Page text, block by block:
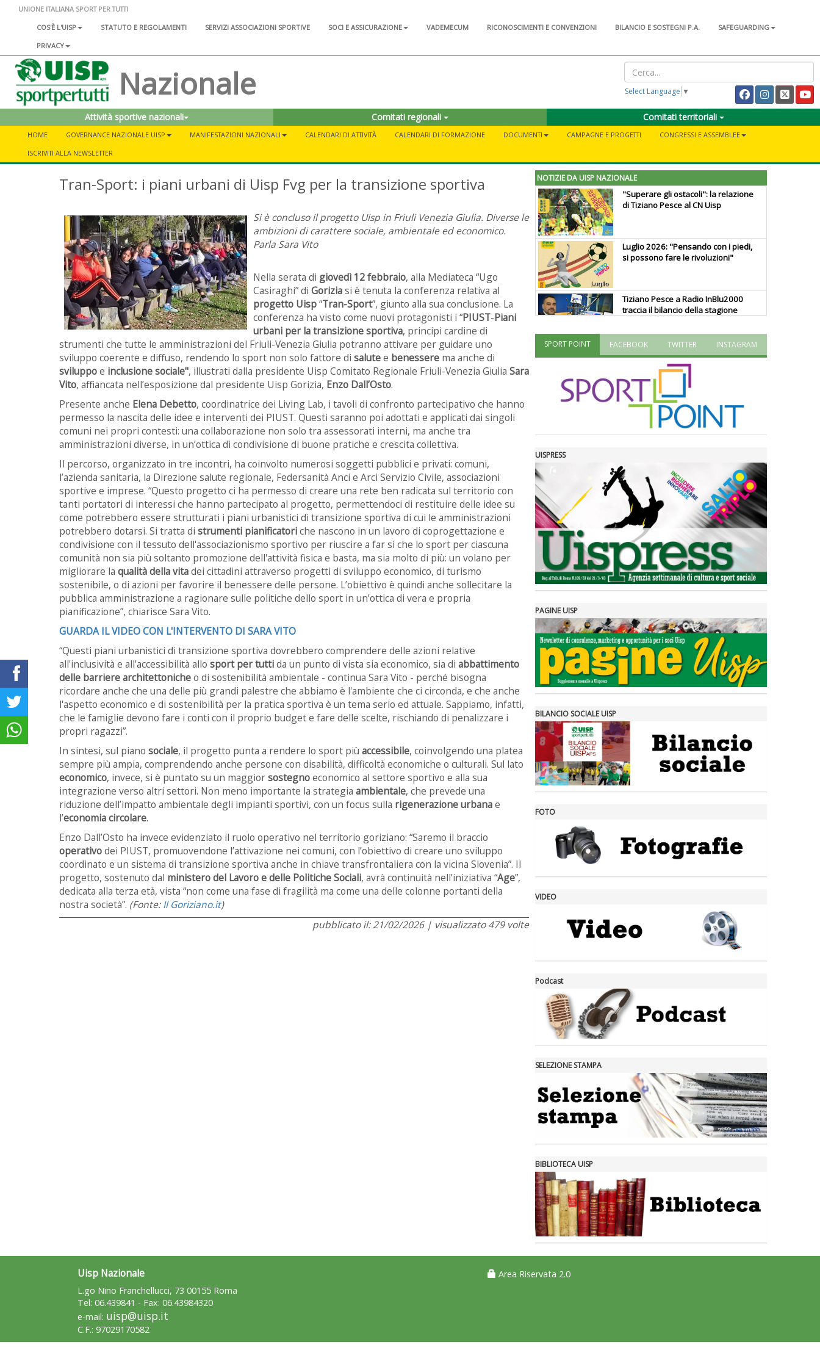
UNIONE ITALIANA SPORT PER TUTTI
COS'È L'UISP
STATUTO E REGOLAMENTI SERVIZI ASSOCIAZIONI SPORTIVE SOCI E ASSICURAZIONE VADEMECUM RICONOSCIMENTI E CONVENZIONI BILANCIO E SOSTEGNI P.A.
SAFEGUARDING
PRIVACY
Nazionale Select Language ▼
Attività sportive nazionali Comitati regionali Comitati territoriali
HOME GOVERNANCE NAZIONALE UISP MANIFESTAZIONI NAZIONALI CALENDARI DI ATTIVITÀ CALENDARI DI FORMAZIONE DOCUMENTI CAMPAGNE E PROGETTI
CONGRESSI E ASSEMBLEE
ISCRIVITI ALLA NEWSLETTER
Tran-Sport: i piani urbani di Uisp Fvg per la transizione sportiva
Si è concluso il progetto Uisp in Friuli Venezia Giulia. Diverse le
ambizioni di carattere sociale, ambientale ed economico.
Parla Sara Vito
Nella serata di giovedì 12 febbraio, alla Mediateca “Ugo
Casiraghi” di Goriziasi è tenuta la conferenza relativa al
progetto Uisp“Tran-Sport”, giunto alla sua conclusione. La
conferenza ha visto come nuovi protagonisti i “PIUST-Piani
urbani per la transizione sportiva, principi cardine di
strumenti che tutte le amministrazioni del Friuli-Venezia Giulia potranno attivare per guidare uno
sviluppo coerente e diffuso, rendendo lo sport non solo fattore di salutee benessere ma anche di
sviluppoe inclusione sociale", illustrati dalla presidente Uisp Comitato Regionale Friuli-Venezia Giulia Sara
Vito, affiancata nell’esposizione dal presidente Uisp Gorizia, Enzo Dall’Osto.
Presente anche Elena Debetto, coordinatrice dei Living Lab, i tavoli di confronto partecipativo che hanno
permesso la nascita delle idee e interventi dei PIUST. Questi saranno poi adottati e applicati dai singoli
comuni nei propri contesti: una collaborazione non solo tra assessorati interni, ma anche tra
amministrazioni diverse, in un’ottica di condivisione di buone pratiche e crescita collettiva.
Il percorso, organizzato in tre incontri, ha coinvolto numerosi soggetti pubblici e privati: comuni,
l’azienda sanitaria, la Direzione salute regionale, Federsanità Anci e Arci Servizio Civile, associazioni
sportive e imprese. “Questo progetto ci ha permesso di creare una rete ben radicata sul territorio con
tanti portatori di interessi che hanno partecipato al progetto, permettendoci di restituire delle idee su
come potrebbero essere strutturati i piani urbanistici di transizione sportiva di cui le amministrazioni
potrebbero dotarsi. Si tratta di strumenti pianificatoriche nascono in un lavoro di coprogettazione e
condivisione con il tessuto dell'associazionismo sportivo per riuscire a far sì che lo sport per ciascuna
comunità non sia più soltanto promozione dell'attività fisica e basta, ma sia molto di più: un volano per
migliorare la qualità della vitadei cittadini attraverso progetti di sviluppo economico, di turismo
sostenibile, o di azioni per favorire il benessere delle persone. L’obiettivo è quindi anche sollecitare la
pubblica amministrazione a ragionare sulle politiche dello sport in un’ottica di vera e propria
pianificazione”, chiarisce Sara Vito.
GUARDA IL VIDEO CON L'INTERVENTO DI SARA VITO
“Questi piani urbanistici di transizione sportiva dovrebbero comprendere delle azioni relative
all'inclusività e all'accessibilità allo sport per tuttida un punto di vista sia economico, sia di abbattimento
delle barriere architettonicheo di sostenibilità ambientale - continua Sara Vito - perché bisogna
ricordare anche che una delle più grandi palestre che abbiamo è l'ambiente che ci circonda, e che anche
l'aspetto economico e di sostenibilità per la pratica sportiva è un tema serio ed attuale. Sappiamo, infatti,
che le famiglie devono fare i conti con il proprio budget e fare delle scelte, rischiando di penalizzare i
propri ragazzi”.
In sintesi, sul piano sociale, il progetto punta a rendere lo sport più accessibile, coinvolgendo una platea
sempre più ampia, comprendendo anche persone con disabilità, difficoltà economiche o culturali. Sul lato
economico, invece, si è puntato su un maggiorsostegnoeconomico al settore sportivo e alla sua
integrazione verso altri settori. Non meno importante la strategia ambientale, che prevede una
riduzione dell’impatto ambientale degli impianti sportivi, con un focus sulla rigenerazione urbanae
l’economia circolare.
Enzo Dall’Osto ha invece evidenziato il ruolo operativo nel territorio goriziano: “Saremo il braccio
operativodei PIUST, promuovendone l’attivazione nei comuni, con l’obiettivo di creare uno sviluppo
coordinato e un sistema di transizione sportiva anche in chiave transfrontaliera con la vicina Slovenia”. Il
progetto, sostenuto dal ministero del Lavoro e delle Politiche Sociali, avrà continuità nell’iniziativa “Age”,
dedicata alla terza età, vista “non come una fase di fragilità ma come una delle colonne portanti della
nostra società”. (Fonte:Il Goriziano.it)
pubblicato il: 21/02/2026 | visualizzato 479 volte
NOTIZIE DA UISP NAZIONALE
"Superare gli ostacoli": la relazione
di Tiziano Pesce al CN Uisp
Luglio 2026: "Pensando con i piedi,
si possono fare le rivoluzioni"
Tiziano Pesce a Radio InBlu2000
traccia il bilancio della stagione
valorizzi le nostre specificità"
La formazione Uisp rallenta ma
prosegue anche in estate
Fondazione Terzjus: prima riunione
a Roma
SPORT POINT FACEBOOK TWITTER INSTAGRAM
UISPRESS
PAGINE UISP
BILANCIO SOCIALE UISP
FOTO
VIDEO
Podcast
SELEZIONE STAMPA
BIBLIOTECA UISP
Uisp Nazionale
L.go Nino Franchellucci, 73 00155 Roma
Tel: 06.439841 - Fax: 06.43984320
e-mail: uisp@uisp.it
C.F.: 97029170582
Area Riservata 2.0